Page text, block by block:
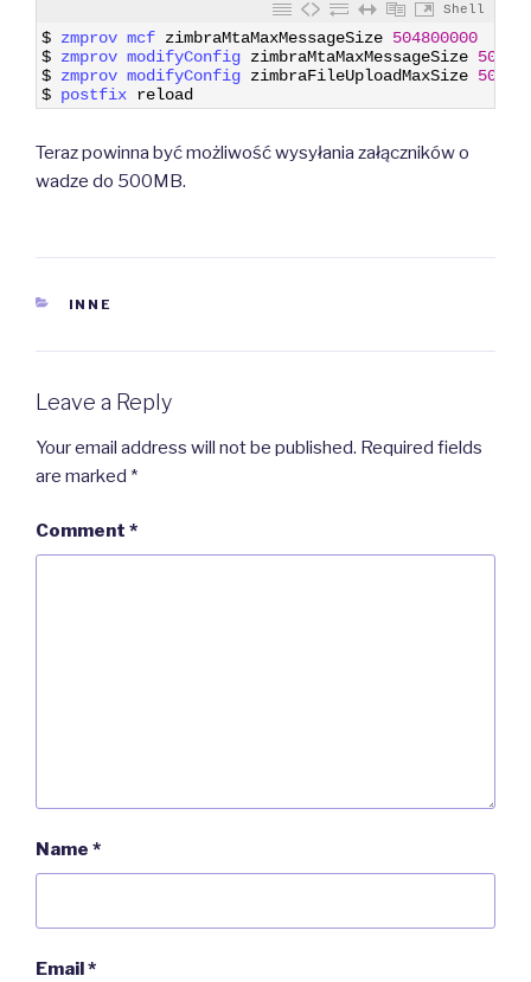
Shell
$ zmprov mcf zimbraMtaMaxMessageSize 504800000
$ zmprov modifyConfig zimbraMtaMaxMessageSize
$ zmprov modifyConfig zimbraFileUploadMaxSize
$ postfix reload
Teraz powinna być możliwość wysyłania załączników o
wadze do 500MB.
CATEGORIES
INNE
Leave a Reply
Your email address will not be published. Required fields
are marked *
Comment *
Name *
Email*